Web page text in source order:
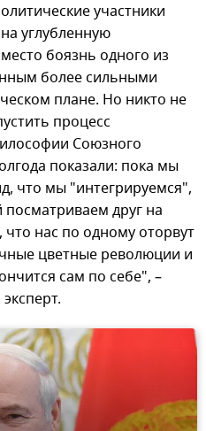
участники
углубленную
боязнь одного из
более сильными
плане. Но никто не
процесс
Союзного
показали: пока мы
что мы "интегрируемся",
друг на
что нас по одному оторвут
цветные революции и
сам по себе", –